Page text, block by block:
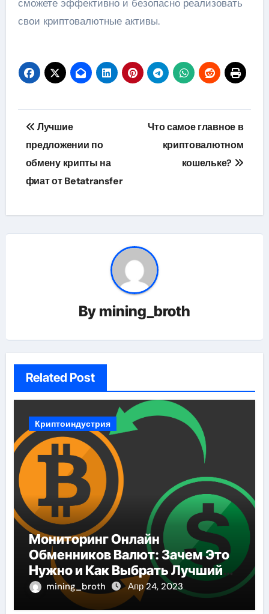
сможете эффективно и безопасно реализовать
свои криптовалютные активы.
Навигация
по
записям
Лучшие
предложении по
обмену крипты на
фиат от Betatransfer
Что самое главное в
криптовалютном
кошельке?
By mining_broth
Related Post
Криптоиндустрия
Мониторинг Онлайн
Обменников Валют: Зачем Это
Нужно и Как Выбрать Лучший
Сервис
mining_broth Апр 24, 2023